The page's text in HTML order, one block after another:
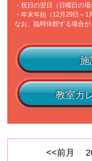
・祝日の翌日（日曜日の場
・年末年始（12月29日～1
なお、臨時休館する場合が
施
教室カ
<<前月